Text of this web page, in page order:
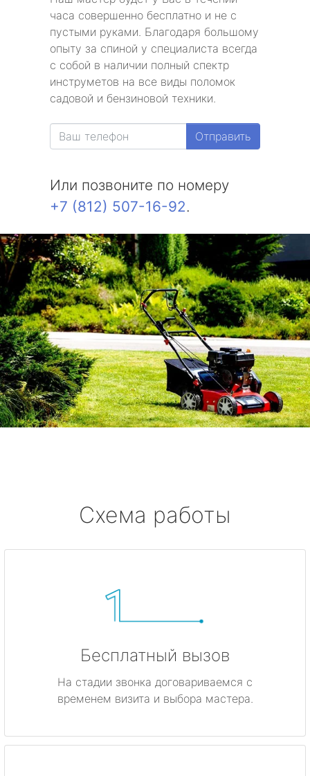
часа совершенно бесплатно и не с
пустыми руками. Благодаря большому
опыту за спиной у специалиста всегда
с собой в наличии полный спектр
инструметов на все виды поломок
садовой и бензиновой техники.
Отправить
Или позвоните по номеру
+7 (812) 507-16-92.
Схема работы
Бесплатный вызов
На стадии звонка договариваемся с
временем визита и выбора мастера.